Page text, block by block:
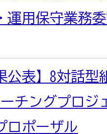
運用保守業務
公表】8対話
チングプロジ
ロポーザル